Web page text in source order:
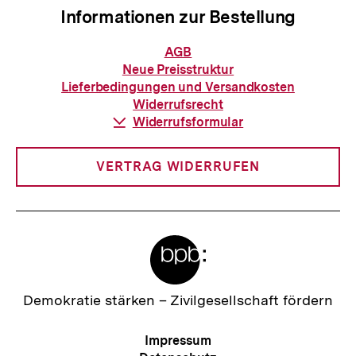
Informationen zur Bestellung
Informationen
zur
Bestellung
AGB
Neue Preisstruktur
Lieferbedingungen und Versandkosten
Widerrufsrecht
Download-
Widerrufsformular
VERTRAG WIDERRUFEN
Zur
Demokratie stärken – Zivilgesellschaft fördern
Meta-
Impressum